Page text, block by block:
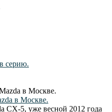
серию.
в Москве.